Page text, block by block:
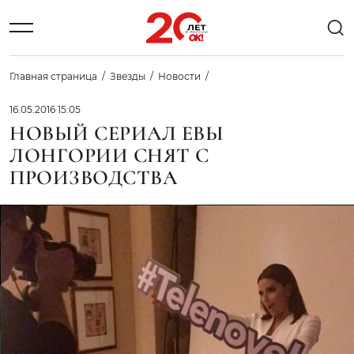
Главная страница Звезды Новости
16.05.2016 15:05
НОВЫЙ СЕРИАЛ ЕВЫ
ЛОНГОРИИ СНЯТ С
ПРОИЗВОДСТВА